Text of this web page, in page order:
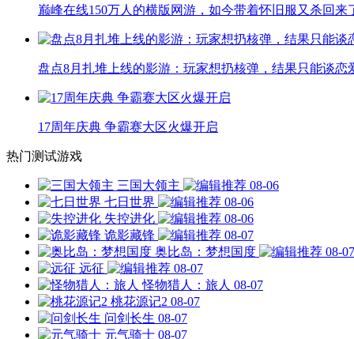
巅峰在线150万人的横版网游，如今带着怀旧服又杀回来
盘点8月扎堆上线的影游：玩家想扔核弹，结果只能谈恋
17周年庆典 争霸赛大区火爆开启
热门测试游戏
三国大领主
08-06
七日世界
08-06
失控进化
08-06
诡影藏锋
08-07
奥比岛：梦想国度
08-07
远征
08-07
怪物猎人：旅人 08-07
桃花源记2 08-07
问剑长生 08-07
元气骑士 08-07